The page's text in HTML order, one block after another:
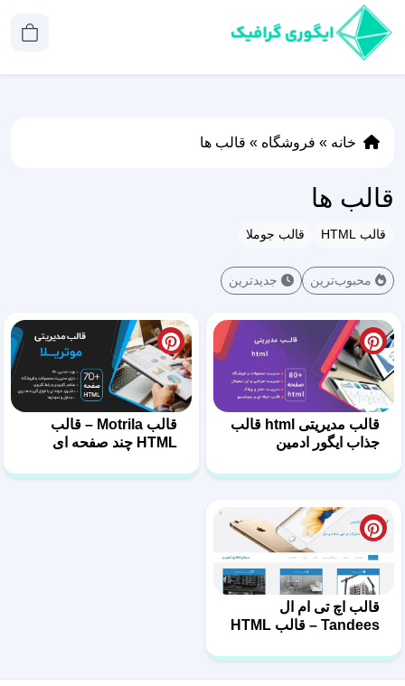
خانه » فروشگاه » قالب ها
قالب ها
قالب HTML قالب جوملا
محبوب‌ترین جدیدترین
قالب مدیریتی html قالب
جذاب ایگور ادمین
قالب Motrila – قالب
HTML چند صفحه ای
قالب اچ تى ام ال
Tandees – قالب HTML